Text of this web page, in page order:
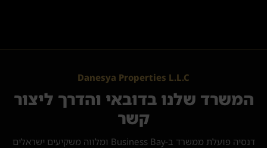
Danesya Properties L.L.C
המשרד שלנו בדובאי והדרך ליצור
קשר
דנסיה פועלת ממשרד ב-Business Bay ומלווה משקיעים ישראלים